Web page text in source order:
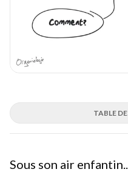
TABLE
Sous son air